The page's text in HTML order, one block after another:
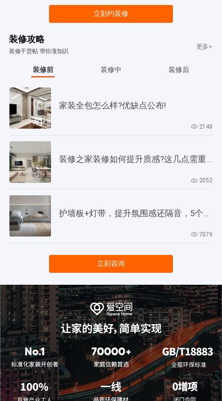
立刻约装修
装修攻略
装修干货帖 带你涨知识
更多>
装修前 装修中 装修后
家装全包怎么样?优缺点公布!
2148
装修之家装修如何提升质感?这几点需重视起来
2052
7079
立刻咨询